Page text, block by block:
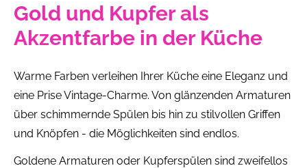
Gold und Kupfer als
Akzentfarbe in der Küche
Warme Farben verleihen Ihrer Küche eine Eleganz und
eine Prise Vintage-Charme. Von glänzenden Armaturen
über schimmernde Spülen bis hin zu stilvollen Griffen
und Knöpfen - die Möglichkeiten sind endlos.
Goldene Armaturen oder Kupferspülen sind zweifellos